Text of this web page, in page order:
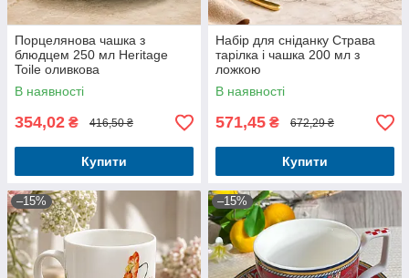
Порцелянова чашка з
блюдцем 250 мл Heritage
Toile оливкова
В наявності
354,02 ₴ 416,50 ₴
Купити
Набір для сніданку Страва
тарілка і чашка 200 мл з
ложкою
В наявності
571,45 ₴ 672,29 ₴
Купити
–15% –15%